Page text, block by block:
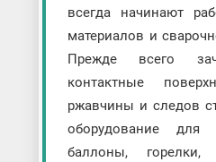
всегда начинают
материалов и
Прежде всего
контактные
ржавчины и следов
оборудование для
баллоны,